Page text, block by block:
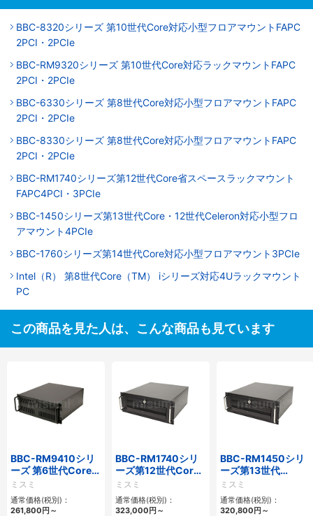
BBC-8320シリーズ 第10世代Core対応小型フロアマウントFAPC
2PCI・2PCIe
BBC-RM9320シリーズ 第10世代Core対応ラックマウントFAPC
2PCI・2PCIe
BBC-6330シリーズ 第8世代Core対応小型フロアマウントFAPC
2PCI・2PCIe
BBC-8330シリーズ 第8世代Core対応小型フロアマウントFAPC
2PCI・2PCIe
BBC-RM1740シリーズ第12世代Core省スペースラックマウント
FAPC4PCI・3PCIe
BBC-1450シリーズ第13世代Core・12世代Celeron対応小型フロ
アマウント4PCIe
BBC-1760シリーズ第14世代Core対応小型フロアマウント3PCIe
Intel（R） 第8世代Core（TM） iシリーズ対応4Uラックマウント
PC
この商品を見た人は、こんな商品も見ています
BBC-RM9410シリ
ーズ 第6世代Core対
応ラックマウント
FAPC 3PCI・3PCIe
ミスミ
通常価格(税別)：
261,800円～
BBC-RM1740シリ
ーズ第12世代Core
省スペースラックマ
ウントFAPC4PCI・
3PCIe
ミスミ
通常価格(税別)：
323,000円～
BBC-RM1450シリ
ーズ第13世代
Core・12世代
Celeron対応ラック
マウント4PCIe
ミスミ
通常価格(税別)：
320,800円～